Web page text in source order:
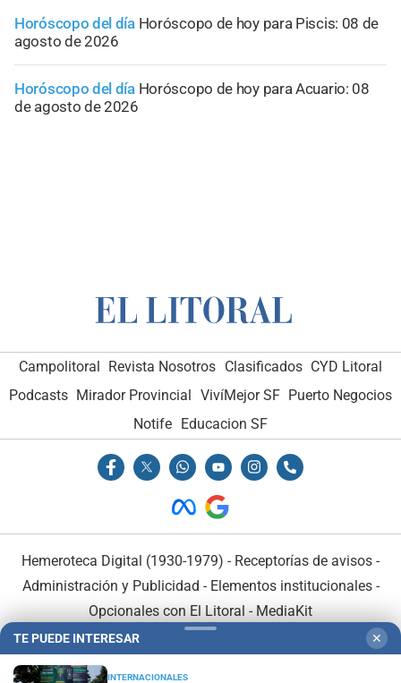
Horóscopo del día Horóscopo de hoy para Piscis: 08 de
agosto de 2026
Horóscopo del día Horóscopo de hoy para Acuario: 08
de agosto de 2026
Campolitoral Revista Nosotros Clasificados CYD Litoral
Podcasts Mirador Provincial VivíMejor SF Puerto Negocios
Notife Educacion SF
Hemeroteca Digital (1930-1979) - Receptorías de avisos -
Administración y Publicidad - Elementos institucionales-
Opcionales con El Litoral - MediaKit
TE PUEDE INTERESAR ✕
INTERNACIONALES